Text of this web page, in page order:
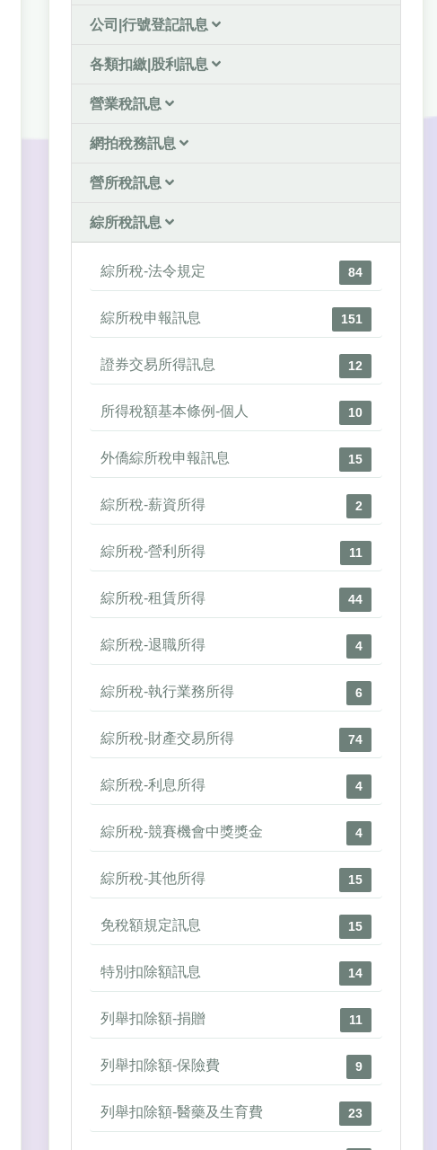
公司|行號登記訊息
各類扣繳|股利訊息
營業稅訊息
網拍稅務訊息
營所稅訊息
綜所稅訊息
綜所稅-法令規定 84
綜所稅申報訊息 151
證券交易所得訊息 12
所得稅額基本條例-個人 10
外僑綜所稅申報訊息 15
綜所稅-薪資所得 2
綜所稅-營利所得 11
綜所稅-租賃所得 44
綜所稅-退職所得 4
綜所稅-執行業務所得 6
綜所稅-財產交易所得 74
綜所稅-利息所得 4
綜所稅-競賽機會中獎獎金 4
綜所稅-其他所得 15
免稅額規定訊息 15
特別扣除額訊息 14
列舉扣除額-捐贈 11
列舉扣除額-保險費 9
列舉扣除額-醫藥及生育費 23